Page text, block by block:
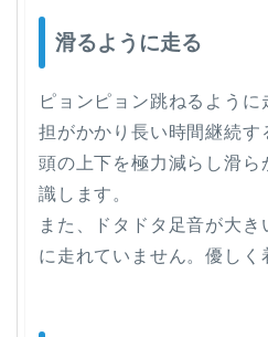
滑るように走る
ピョンピョン跳ねるよう
担がかかり長い時間継続す
頭の上下を極力減らし滑ら
識します。
また、ドタドタ足音が大
に走れていません。優しく